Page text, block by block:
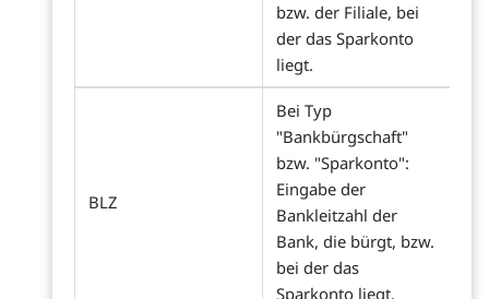
bzw. der Filiale, bei
der das Sparkonto
liegt.
BLZ
Bei Typ
"Bankbürgschaft"
bzw. "Sparkonto":
Eingabe der
Bankleitzahl der
Bank, die bürgt, bzw.
bei der das
Sparkonto liegt.